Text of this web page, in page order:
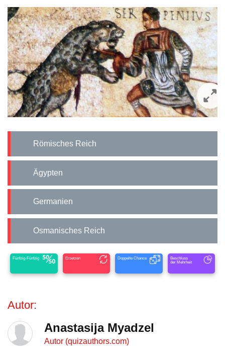
Römisches Reich
Ägypten
Germanien
Osmanisches Reich
Fünfzig-Fünfzig Ersetzen Doppelte Chance
Beschluss
der Mehrheit
Autor:
Anastasija Myadzel
Autor (quizauthors.com)